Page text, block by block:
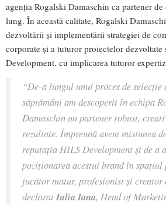
agenția Rogalski Damaschin ca partener
lung. În această calitate, Rogalski
dezvoltării și implementării strategiei de
corporate și a tuturor proiectelor
Development, cu implicarea tuturor
“De-a lungul unui proces de selecție
săptămâni am descoperit în echipa
Damaschin un partener robust,
rezultate. Împreună avem misiunea
reputația HILS Development și de a
poziționarea acestui brand în spațiul
jucător matur, profesionist și creator
declaratIulia Iana, Head of